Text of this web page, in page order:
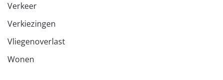
Verkeer
Verkiezingen
Vliegenoverlast
Wonen